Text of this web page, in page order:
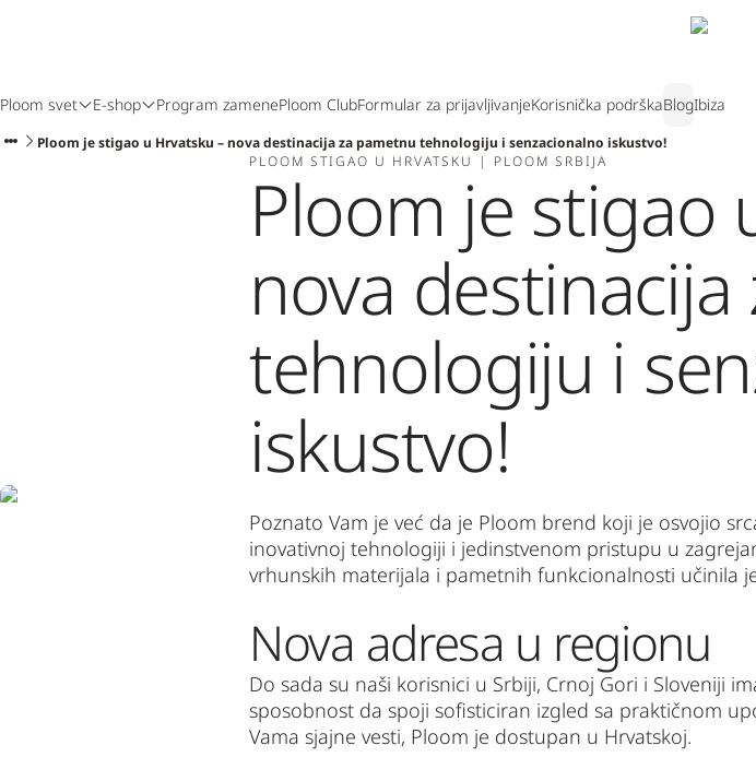
Ploom svet E-shop Program zamenePloom ClubFormular za prijavljivanjeKorisnička podrškaBlogIbiza
Ploom je stigao u Hrvatsku – nova destinacija za pametnu tehnologiju i senzacionalno iskustvo!
PLOOM STIGAO U HRVATSKU | PLOOM SRBIJA
Ploom je stigao
nova
tehnologiju i
iskustvo!
Poznato Vam je već da je Ploom brend koji je osvojio
inovativnoj tehnologiji i jedinstvenom pristupu u
vrhunskih materijala i pametnih funkcionalnosti učinila
Nova adresa u regionu
Do sada su naši korisnici u Srbiji, Crnoj Gori i Sloveniji
sposobnost da spoji sofisticiran izgled sa praktičnom
Vama sjajne vesti, Ploom je dostupan u Hrvatskoj.